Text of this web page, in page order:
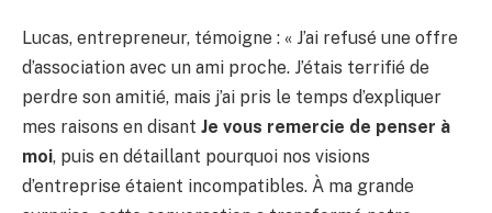
Lucas, entrepreneur, témoigne : « J’ai refusé une offre
d’association avec un ami proche. J’étais terrifié de
perdre son amitié, mais j’ai pris le temps d’expliquer
mes raisons en disant Je vous remercie de penser à
moi, puis en détaillant pourquoi nos visions
d’entreprise étaient incompatibles. À ma grande